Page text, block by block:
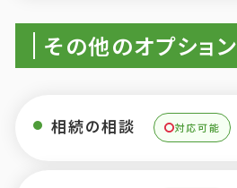
その他のオプション
相続の相談 対応可能